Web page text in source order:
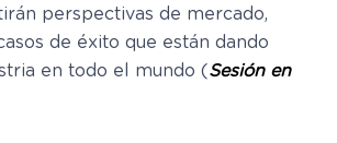
perspectivas de mercado,
de éxito que están dando
en todo el mundo (Sesión en